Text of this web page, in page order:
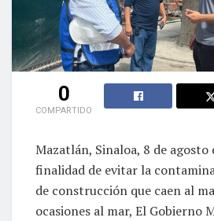
0
COMPARTIDO
Mazatlán, Sinaloa, 8 de agosto
finalidad de evitar la
de construcción que caen al
ocasiones al mar, El Gobierno